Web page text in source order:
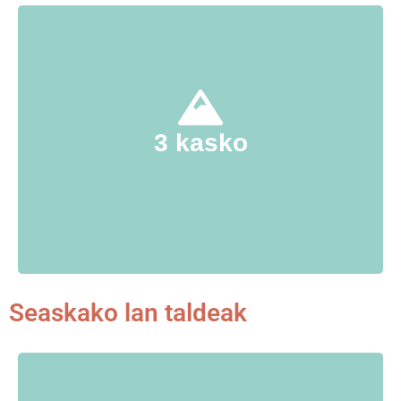
3 kasko
badira ere Goxokiko gaztetxekoak.
batzuetan banatua da : Kirola, Sekuritatea, Logistika,
Seaskako lan taldeak